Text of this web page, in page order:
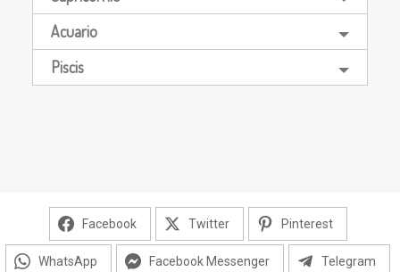
Acuario
Piscis
Facebook Twitter Pinterest
WhatsApp Facebook Messenger Telegram